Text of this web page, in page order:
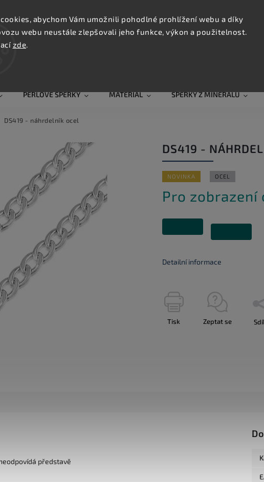
abychom Vám umožnili pohodlné prohlížení webu a díky
webu neustále zlepšovali jeho funkce, výkon a použitelnost.
zde.
REGISTRUJTE
PERLOVÉ ŠPERKY MATERIÁL ŠPERKY Z MINERÁLŮ
DS419 - náhrdelník ocel
DS419 -
NOVINKA OCEL
Pro zobrazení
Detailní informace
Tisk Zeptat se
představě